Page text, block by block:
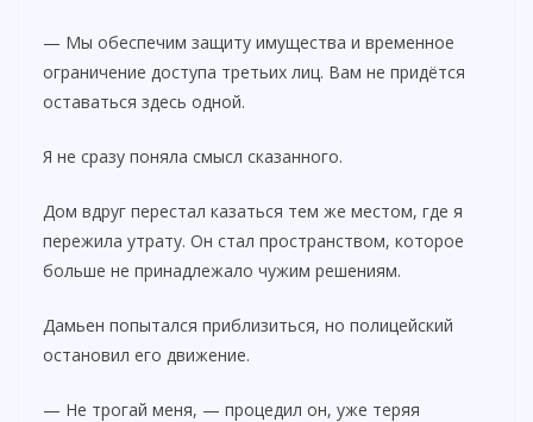
— Мы обеспечим защиту имущества и временное
ограничение доступа третьих лиц. Вам не придётся
оставаться здесь одной.
Я не сразу поняла смысл сказанного.
Дом вдруг перестал казаться тем же местом, где я
пережила утрату. Он стал пространством, которое
больше не принадлежало чужим решениям.
Дамьен попытался приблизиться, но полицейский
остановил его движение.
— Не трогай меня, — процедил он, уже теряя